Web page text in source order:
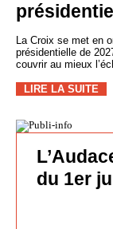
La Croix se met en
présidentielle de
couvrir au mieux
LIRE LA SUITE
du 1er